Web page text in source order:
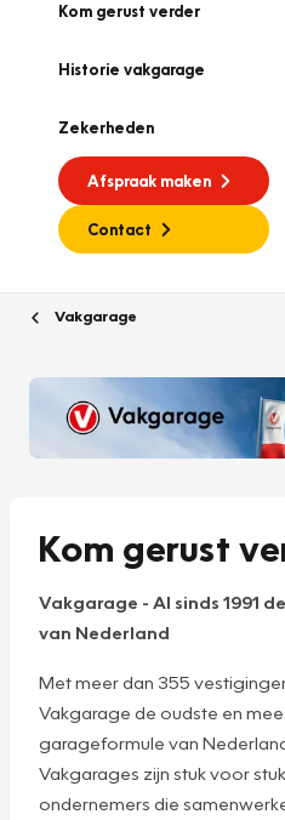
Kom gerust verder
Historie vakgarage
Zekerheden
Afspraak maken
Contact
Vakgarage
Kom gerust
Vakgarage - Al sinds 1991
van Nederland
Met meer dan 355
Vakgarage de oudste en
garageformule van
Vakgarages zijn stuk voor
ondernemers die